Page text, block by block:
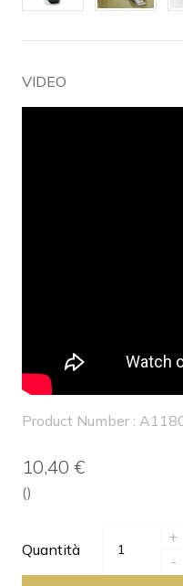
VIDEO
Product Number :
10,40 €
()
Quantità
+
-